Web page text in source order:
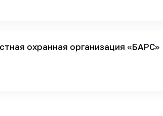
охранная организация «БАРС»